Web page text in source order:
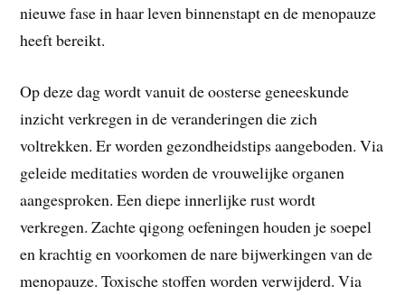
nieuwe fase in haar leven binnenstapt en de menopauze
heeft bereikt.
Op deze dag wordt vanuit de oosterse geneeskunde
inzicht verkregen in de veranderingen die zich
voltrekken. Er worden gezondheidstips aangeboden. Via
geleide meditaties worden de vrouwelijke organen
aangesproken. Een diepe innerlijke rust wordt
verkregen. Zachte qigong oefeningen houden je soepel
en krachtig en voorkomen de nare bijwerkingen van de
menopauze. Toxische stoffen worden verwijderd. Via